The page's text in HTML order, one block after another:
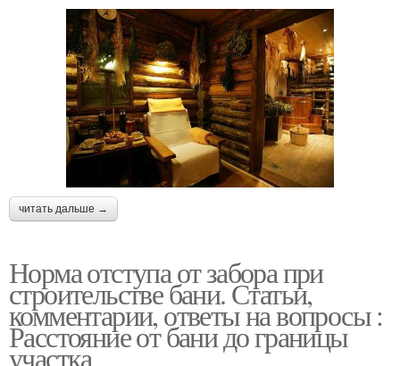
читать дальше →
Норма отступа от забора при
строительстве бани. Статьи,
комментарии, ответы на вопросы :
Расстояние от бани до границы
участка